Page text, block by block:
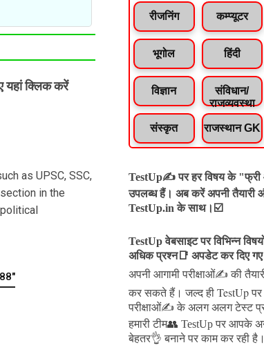
यहां क्लिक करें
as UPSC, SSC,
in the
रीजनिंग कम्प्यूटर
भूगोल हिंदी
विज्ञान
संविधान/
राजव्यवस्था
संस्कृत राजस्थान GK
TestUp✍️ पर हर विषय के
उपलब्ध हैं। अब करें अपनी तैयारी
TestUp.in के साथ।☑️
TestUp वेबसाइट पर विभिन्न
अधिक प्रश्न📑 अपडेट कर दिए
अपनी आगामी परीक्षाओं✍️ की
कर सकते हैं।जल्द ही TestUp
परीक्षाओं✍️ के अलग अलग टेस्ट
हमारी टीम👥 TestUp पर आपके
बेहतर👌 बनाने पर काम कर रही है।